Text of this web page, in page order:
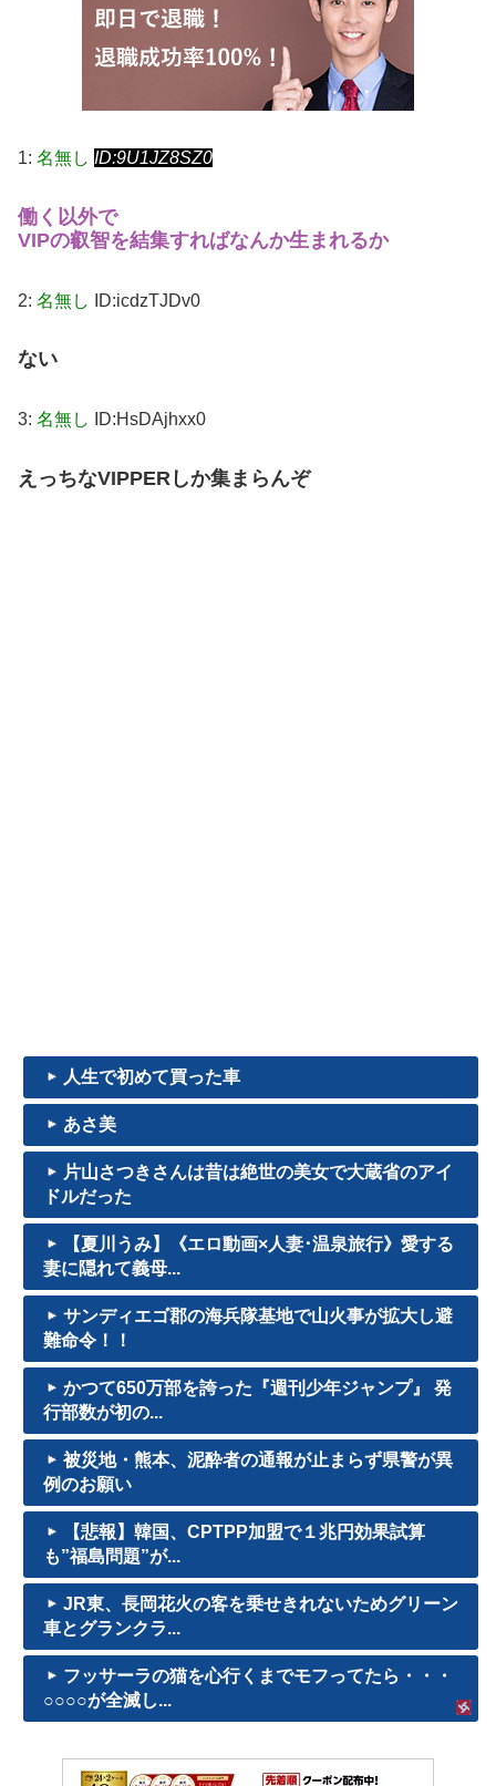
1: 名無し ID:9U1JZ8SZ0
働く以外で
VIPの叡智を結集すればなんか生まれるか
2: 名無し ID:icdzTJDv0
ない
3: 名無し ID:HsDAjhxx0
えっちなVIPPERしか集まらんぞ
人生で初めて買った車
あさ美
片山さつきさんは昔は絶世の美女で大蔵省のアイ
ドルだった
【夏川うみ】《エロ動画×人妻･温泉旅行》愛する
妻に隠れて義母...
サンディエゴ郡の海兵隊基地で山火事が拡大し避
難命令！！
かつて650万部を誇った『週刊少年ジャンプ』 発
行部数が初の...
被災地・熊本、泥酔者の通報が止まらず県警が異
例のお願い
【悲報】韓国、CPTPP加盟で１兆円効果試算
も”福島問題”が...
JR東、長岡花火の客を乗せきれないためグリーン
車とグランクラ...
フッサーラの猫を心行くまでモフってたら・・・
○○○○が全滅し...